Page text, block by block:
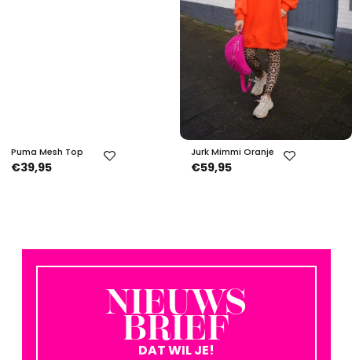
Puma Mesh Top
€39,95
Jurk Mimmi Oranje
€59,95
NIEUWS
BRIEF
DAT WIL JE!